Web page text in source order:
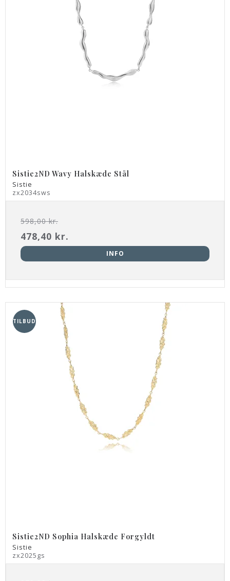
Sistie2ND Wavy Halskæde Stål
Sistie
zx2034sws
598,00 kr.
478,40 kr.
INFO
TILBUD
Sistie2ND Sophia Halskæde Forgyldt
Sistie
zx2025gs